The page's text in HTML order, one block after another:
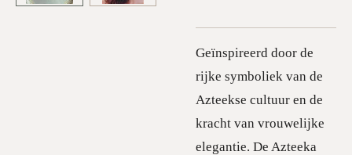
Geïnspireerd door de
rijke symboliek van de
Azteekse cultuur en de
kracht van vrouwelijke
elegantie. De Azteeka